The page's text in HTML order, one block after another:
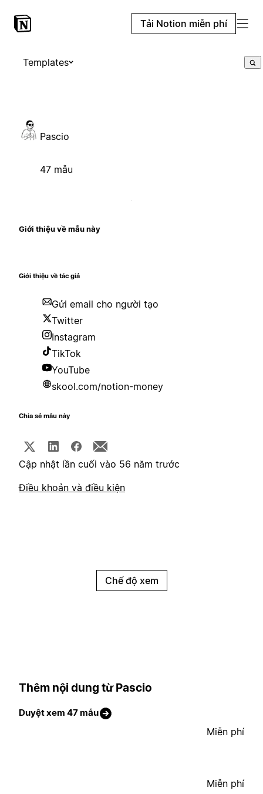
Tải Notion miễn phí
Templates
Pascio
47 mẫu
Giới thiệu về mẫu này
Giới thiệu về tác giả
Gửi email cho người tạo
Twitter
Instagram
TikTok
YouTube
skool.com/notion-money
Chia sẻ mẫu này
Cập nhật lần cuối vào 56 năm trước
Điều khoản và điều kiện
Chế độ xem
Thêm nội dung từ Pascio
Duyệt xem 47 mẫu
Miễn phí
Miễn phí